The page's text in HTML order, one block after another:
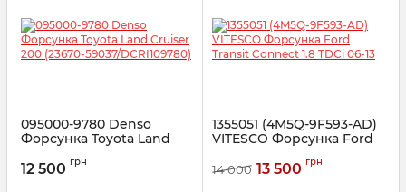
095000-9780 Denso
Форсунка Toyota Land
59037/DCRI109780)
Артикул: 095000-9780
12 500 грн
1355051 (4M5Q-9F593-AD)
VITESCO Форсунка Ford
06-13
Артикул: 562000710
14 000 13 500 грн